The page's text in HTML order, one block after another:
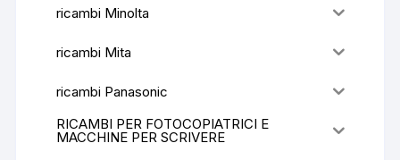
ricambi Minolta
ricambi Mita
ricambi Panasonic
RICAMBI PER FOTOCOPIATRICI E
MACCHINE PER SCRIVERE